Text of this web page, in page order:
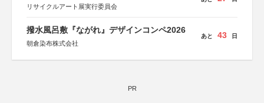
リサイクルアート展実行委員会
撥水風呂敷『ながれ』デザインコンペ2026
朝倉染布株式会社
あと 43 日
PR